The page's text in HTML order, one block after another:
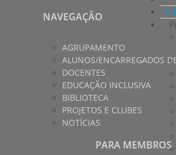
NAVEGAÇÃO
AGRUPAMENTO
ALUNOS/ENCARREGADOS
DOCENTES
EDUCAÇÃO INCLUSIVA
BIBLIOTECA
PROJETOS E CLUBES
NOTÍCIAS
PARA MEMBROS